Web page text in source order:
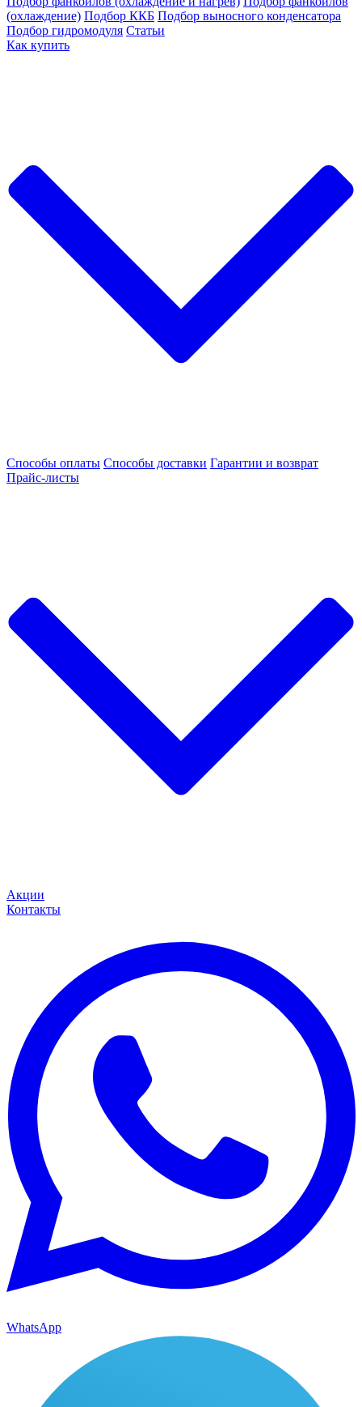
(охлаждение) Подбор ККБ Подбор выносного конденсатора
Подбор гидромодуля Статьи
Как купить
Способы оплаты Способы доставки Гарантии и возврат
Прайс-листы
Акции
Контакты
WhatsApp